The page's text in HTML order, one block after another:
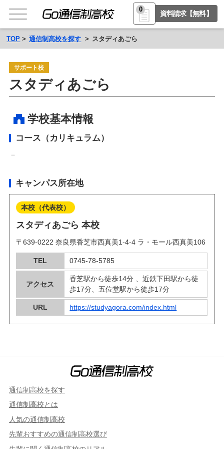
0
資料請求【無料】
TOP 通信制高校を探す スタディあごら
サポート校
スタディあごら
学校基本情報
コース（カリキュラム）
－
キャンパス所在地
本校（代表校）
スタディあごら 本校
〒639-0222 奈良県香芝市西真美1-4-4 ラ・モール西真美106
TEL 0745-78-5785
アクセス
香芝駅から徒歩14分 、近鉄下田駅から徒
歩17分、五位堂駅から徒歩17分
URL https://studyagora.com/index.html
通信制高校を探す
通信制高校とは
人気の通信制高校
先輩おすすめの通信制高校選び